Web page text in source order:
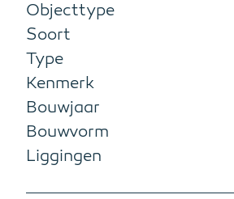
Objecttype
Soort
Type
Kenmerk
Bouwjaar
Bouwvorm
Liggingen